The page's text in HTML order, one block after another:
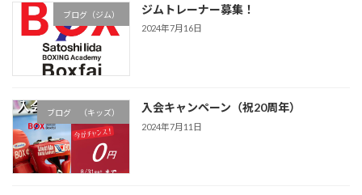
ブログ（ジム） ジムトレーナー募集！
2024年7月16日
ブログ （キッズ） 入会キャンペーン（祝20周年）
2024年7月11日